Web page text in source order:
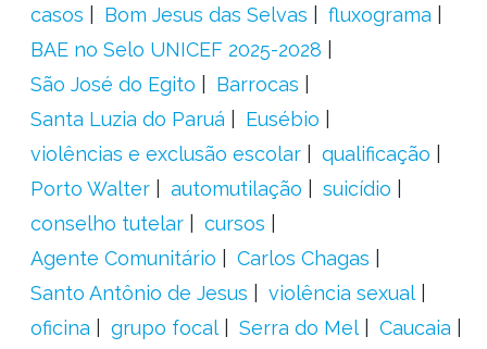
casos
Bom Jesus das Selvas
fluxograma
BAE no Selo UNICEF 2025-2028
São José do Egito
Barrocas
Santa Luzia do Paruá
Eusébio
violências e exclusão escolar
qualificação
Porto Walter
automutilação
suicídio
conselho tutelar
cursos
Agente Comunitário
Carlos Chagas
Santo Antônio de Jesus
violência sexual
oficina
grupo focal Serra do Mel
Caucaia